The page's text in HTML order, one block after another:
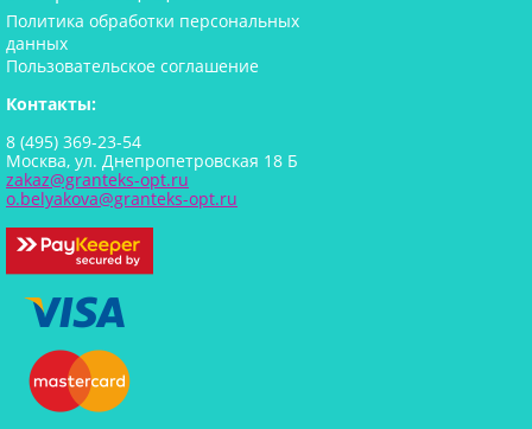
Политика обработки персональных
данных
Пользовательское соглашение
Контакты:
8 (495) 369-23-54
Москва, ул. Днепропетровская 18 Б
zakaz@granteks-opt.ru
o.belyakova@granteks-opt.ru